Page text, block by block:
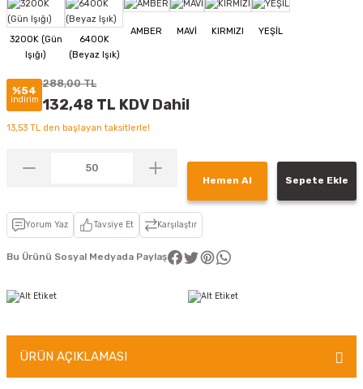
%54
indirim
288,00 TL
132,48 TL KDV Dahil
13,53 TL den başlayan taksitlerle!
Hemen Al Sepete Ekle
Yorum Yaz Tavsiye Et Karşılaştır
Bu Ürünü Sosyal Medyada Paylaş
ÜRÜN AÇIKLAMASI